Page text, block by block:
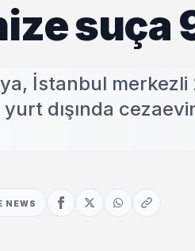
suça
İstanbul
dışında
NEWS